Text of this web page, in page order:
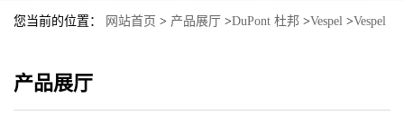
您当前的位置： 网站首页 > 产品展厅 >DuPont 杜邦 >Vespel >Vespel
产品展厅